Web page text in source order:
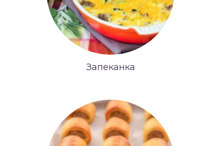
Запеканка